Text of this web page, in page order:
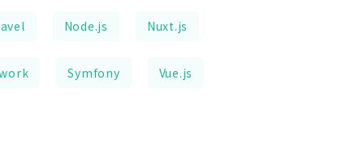
Node.js Nuxt.js
Symfony Vue.js